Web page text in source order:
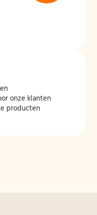
onze klanten
producten